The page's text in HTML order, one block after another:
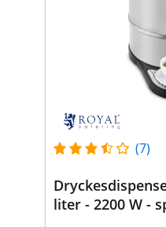
(7)
liter - 2200 W -